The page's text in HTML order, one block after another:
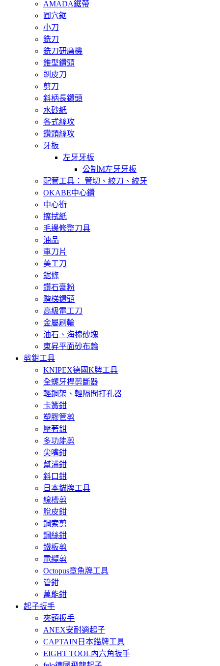
AMADA鋸帶
圓穴鋸
小刀
銑刀
銑刀研磨機
錐型鑽頭
剝皮刀
剪刀
斜柄長鑽頭
水砂紙
各式絲攻
鑽頭絲攻
牙板
左牙牙板
公制M左牙牙板
配管工具： 管切、絞刀、絞牙
OKABE中心鑽
中心衝
擦拭紙
毛邊修整刀具
油品
車刀片
美工刀
鋸條
鑽石膏粉
階梯鑽頭
高級電工刀
金屬刷輪
油石、海棉砂塊
東昇平面砂布輪
剪鉗工具
KNIPEX德國K牌工具
全螺牙桿剪斷器
輕鋼架、輕隔間打孔器
卡簧鉗
塑膠管剪
壓著鉗
多功能剪
尖嘴鉗
幫浦鉗
斜口鉗
日本錨牌工具
線槽剪
脫皮鉗
鋼索剪
鋼絲鉗
鐵板剪
電纜剪
Octopus章魚牌工具
管鉗
萬能鉗
起子扳手
夾頭扳手
ANEX安耐適起子
CAPTAIN日本錨牌工具
EIGHT TOOL內六角扳手